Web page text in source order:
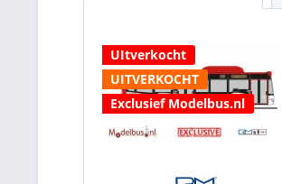
UItverkocht
UITVERKOCHT
Exclusief Modelbus.nl